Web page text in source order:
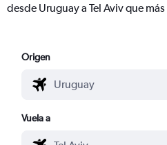
desde Uruguay a Tel Aviv que
Origen
Vuela a